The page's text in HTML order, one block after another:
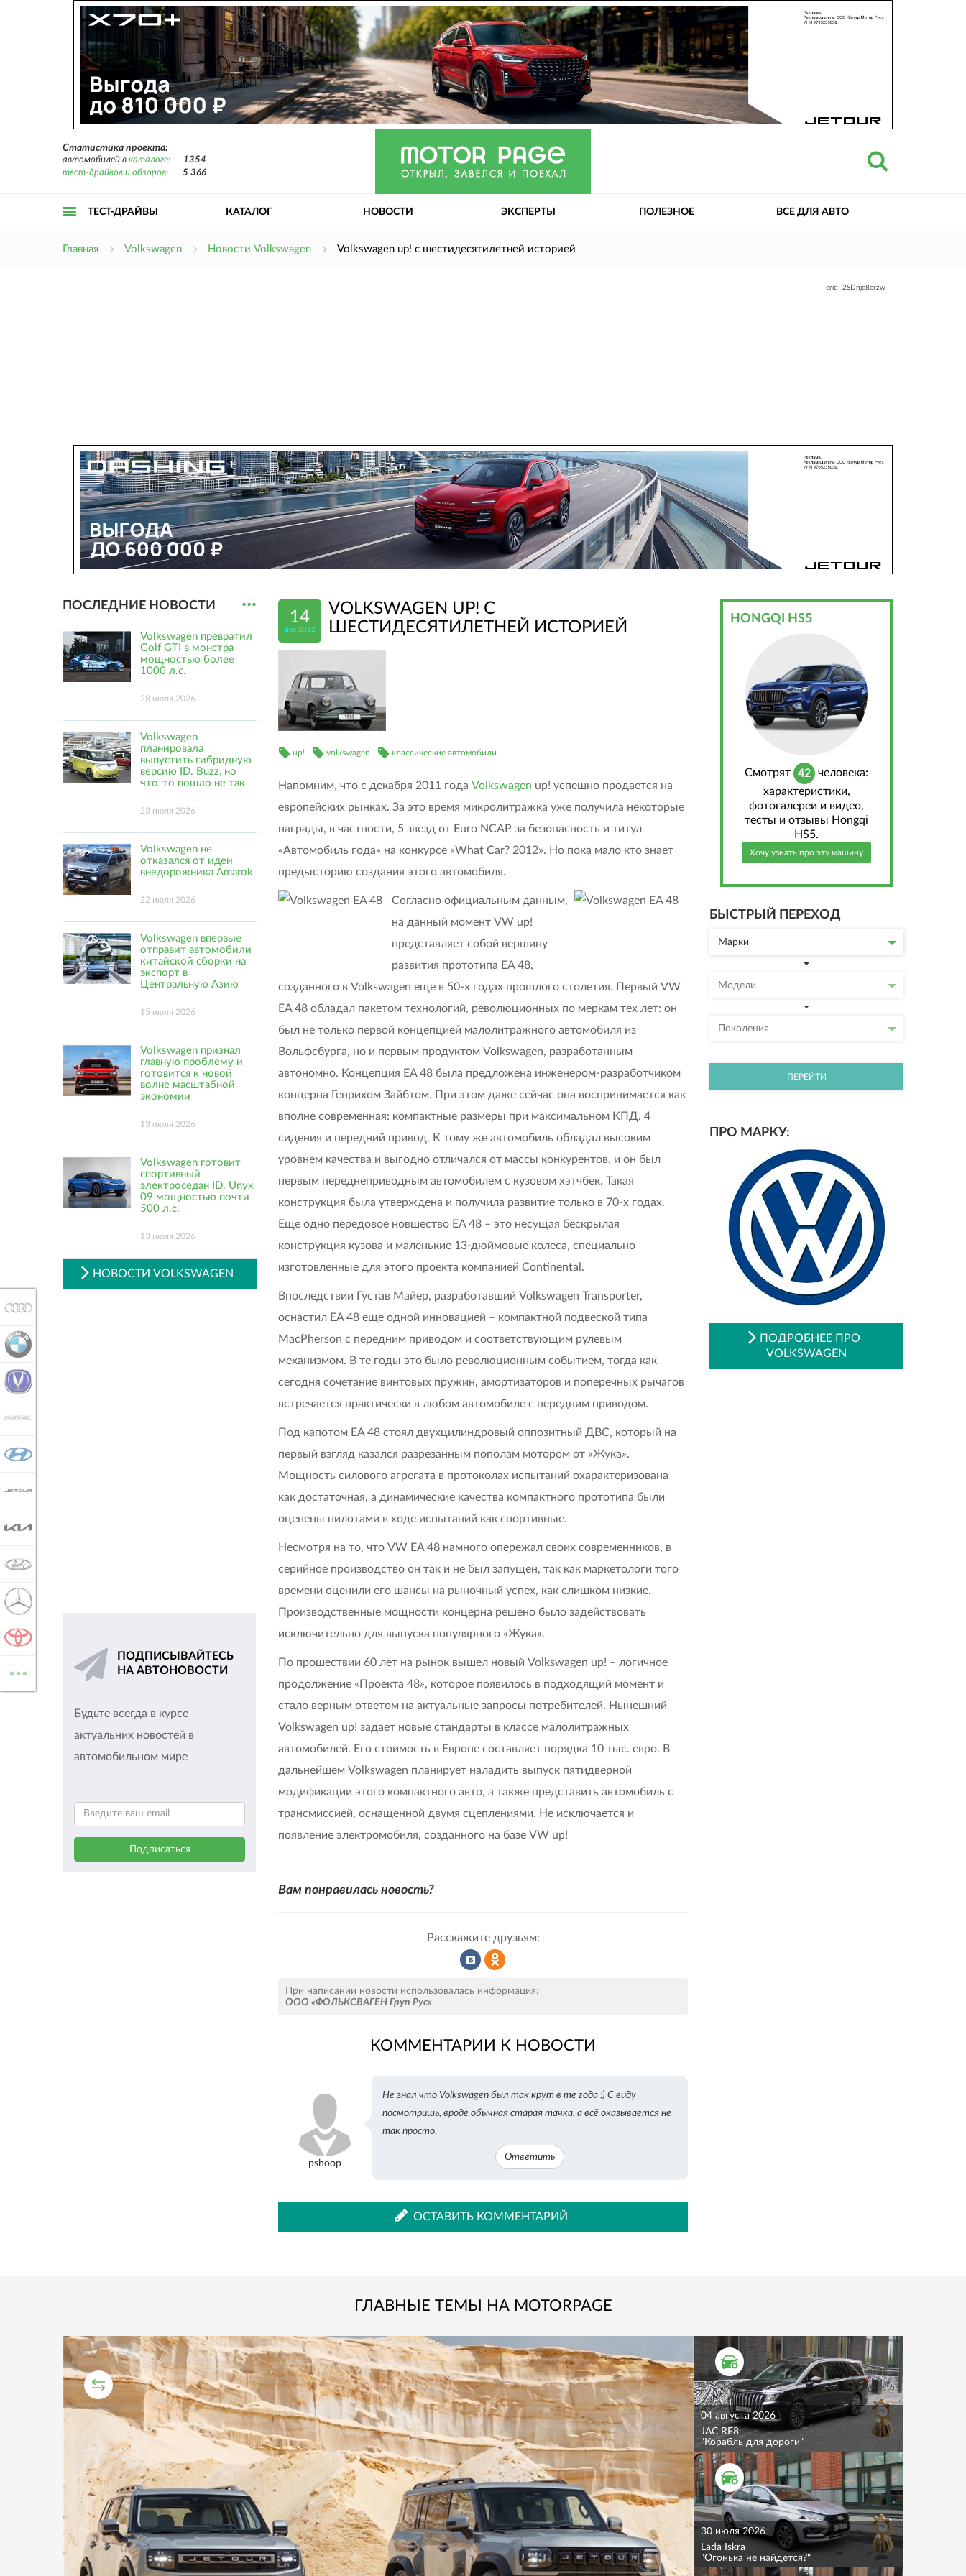
Статистика проекта:
автомобилей в каталоге:
1354
тест-драйвов и обзоров:
5 366
ТЕСТ-ДРАЙВЫ КАТАЛОГ НОВОСТИ ЭКСПЕРТЫ ПОЛЕЗНОЕ ВСЕ ДЛЯ АВТО
Главная Volkswagen Новости Volkswagen Volkswagen up! с шестидесятилетней историей
erid: 2SDnje8crzw
14
фев 2012
VOLKSWAGEN UP! С
ШЕСТИДЕСЯТИЛЕТНЕЙ ИСТОРИЕЙ
up! volkswagen классические автомобили
Напомним, что с декабря 2011 года Volkswagen up! успешно продается на
европейских рынках. За это время микролитражка уже получила некоторые
награды, в частности, 5 звезд от Euro NCAP за безопасность и титул
«Автомобиль года» на конкурсе «What Car? 2012». Но пока мало кто знает
предысторию создания этого автомобиля.
Согласно официальным данным,
на данный момент VW up!
представляет собой вершину
развития прототипа EA 48,
созданного в Volkswagen еще в 50-х годах прошлого столетия. Первый VW
EA 48 обладал пакетом технологий, революционных по меркам тех лет: он
был не только первой концепцией малолитражного автомобиля из
Вольфсбурга, но и первым продуктом Volkswagen, разработанным
автономно. Концепция EA 48 была предложена инженером-разработчиком
концерна Генрихом Зайбтом. При этом даже сейчас она воспринимается как
вполне современная: компактные размеры при максимальном КПД, 4
сидения и передний привод. К тому же автомобиль обладал высоким
уровнем качества и выгодно отличался от массы конкурентов, и он был
первым переднеприводным автомобилем с кузовом хэтчбек. Такая
конструкция была утверждена и получила развитие только в 70-х годах.
Еще одно передовое новшество EA 48 – это несущая бескрылая
конструкция кузова и маленькие 13-дюймовые колеса, специально
изготовленные для этого проекта компанией Continental.
Впоследствии Густав Майер, разработавший Volkswagen Transporter,
оснастил EA 48 еще одной инновацией – компактной подвеской типа
MacPherson с передним приводом и соответствующим рулевым
механизмом. В те годы это было революционным событием, тогда как
сегодня сочетание винтовых пружин, амортизаторов и поперечных рычагов
встречается практически в любом автомобиле с передним приводом.
Под капотом EA 48 стоял двухцилиндровый оппозитный ДВС, который на
первый взгляд казался разрезанным пополам мотором от «Жука».
Мощность силового агрегата в протоколах испытаний охарактеризована
как достаточная, а динамические качества компактного прототипа были
оценены пилотами в ходе испытаний как спортивные.
Несмотря на то, что VW EA 48 намного опережал своих современников, в
серийное производство он так и не был запущен, так как маркетологи того
времени оценили его шансы на рыночный успех, как слишком низкие.
Производственные мощности концерна решено было задействовать
исключительно для выпуска популярного «Жука».
По прошествии 60 лет на рынок вышел новый Volkswagen up! – логичное
продолжение «Проекта 48», которое появилось в подходящий момент и
стало верным ответом на актуальные запросы потребителей. Нынешний
Volkswagen up! задает новые стандарты в классе малолитражных
автомобилей. Его стоимость в Европе составляет порядка 10 тыс. евро. В
дальнейшем Volkswagen планирует наладить выпуск пятидверной
модификации этого компактного авто, а также представить автомобиль с
трансмиссией, оснащенной двумя сцеплениями. Не исключается и
появление электромобиля, созданного на базе VW up!
Вам понравилась новость?
Расскажите друзьям:
во
ВКонтакте
Одноклассниках
При написании новости использовалась информация:
ООО «ФОЛЬКСВАГЕН Груп Рус»
КОММЕНТАРИИ К НОВОСТИ
pshoop
Не знал что Volkswagen был так крут в те года :) С виду
посмотришь, вроде обычная старая тачка, а всё оказывается не
так просто.
Ответить
ОСТАВИТЬ КОММЕНТАРИЙ
ПОСЛЕДНИЕ НОВОСТИ ...
Volkswagen превратил
Golf GTI в монстра
мощностью более
1000 л.с.
28 июля 2026
Volkswagen
планировала
выпустить гибридную
версию ID. Buzz, но
что-то пошло не так
23 июля 2026
Volkswagen не
отказался от идеи
внедорожника Amarok
22 июля 2026
Volkswagen впервые
отправит автомобили
китайской сборки на
экспорт в
Центральную Азию
15 июля 2026
Volkswagen признал
главную проблему и
готовится к новой
волне масштабной
экономии
13 июля 2026
Volkswagen готовит
спортивный
электроседан ID. Unyx
09 мощностью почти
500 л.с.
13 июля 2026
НОВОСТИ VOLKSWAGEN
ПОДПИСЫВАЙТЕСЬ
НА АВТОНОВОСТИ
Будьте всегда в курсе
актуальних новостей в
автомобильном мире
HONGQI HS5
Cмотрят 42
человека:
характеристики,
фотогалереи и видео,
тесты и отзывы Hongqi
HS5.
Хочу узнать про эту машину
БЫСТРЫЙ ПЕРЕХОД
Марки
Модели
Поколения
ПЕРЕЙТИ
ПРО МАРКУ:
ПОДРОБНЕЕ ПРО
VOLKSWAGEN
ГЛАВНЫЕ ТЕМЫ НА MOTORPAGE
СРАВНИТЕЛЬНЫЙ ТЕСТ
ТЕСТ ДРАЙВ
04 августа 2026
JAC RF8
"Корабль для дороги"
ТЕСТ ДРАЙВ
30 июля 2026
Lada Iskra
"Огонька не найдется?"
... ВСЕ МАРКИ